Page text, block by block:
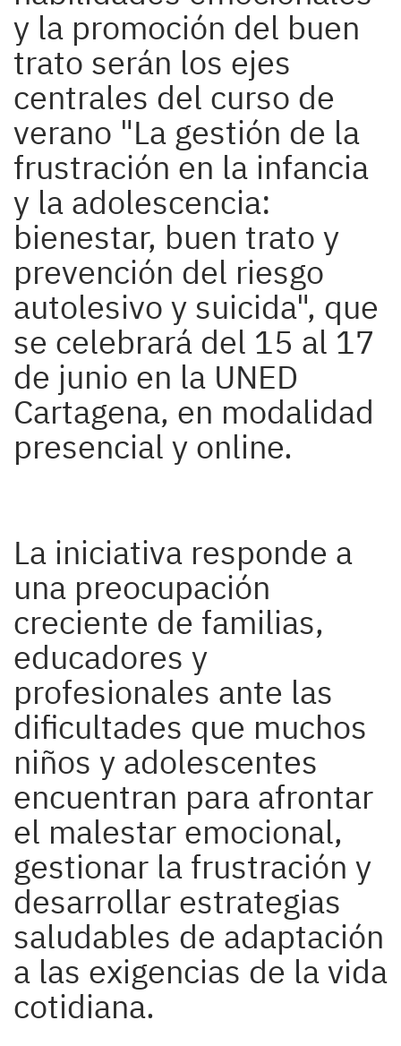
y la promoción del buen
trato serán los ejes
centrales del curso de
verano "La gestión de la
frustración en la infancia
y la adolescencia:
bienestar, buen trato y
prevención del riesgo
autolesivo y suicida", que
se celebrará del 15 al 17
de junio en la UNED
Cartagena, en modalidad
presencial y online.
La iniciativa responde a
una preocupación
creciente de familias,
educadores y
profesionales ante las
dificultades que muchos
niños y adolescentes
encuentran para afrontar
el malestar emocional,
gestionar la frustración y
desarrollar estrategias
saludables de adaptación
a las exigencias de la vida
cotidiana.